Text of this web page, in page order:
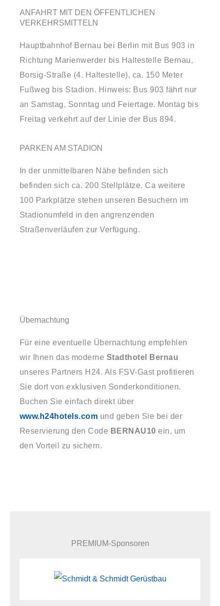
ANFAHRT MIT DEN ÖFFENTLICHEN
VERKEHRSMITTELN
Hauptbahnhof Bernau bei Berlin mit Bus 903 in
Richtung Marienwerder bis Haltestelle Bernau,
Borsig-Straße (4. Haltestelle), ca. 150 Meter
Fußweg bis Stadion. Hinweis: Bus 903 fährt nur
an Samstag, Sonntag und Feiertage. Montag bis
Freitag verkehrt auf der Linie der Bus 894.
PARKEN AM STADION
In der unmittelbaren Nähe befinden sich
befinden sich ca. 200 Stellplätze. Ca weitere
100 Parkplätze stehen unseren Besuchern im
Stadionumfeld in den angrenzenden
Straßenverläufen zur Verfügung.
Übernachtung
Für eine eventuelle Übernachtung empfehlen
wir Ihnen das moderne Stadthotel Bernau
unseres Partners H24. Als FSV-Gast profitieren
Sie dort von exklusiven Sonderkonditionen.
Buchen Sie einfach direkt über
www.h24hotels.com und geben Sie bei der
Reservierung den Code BERNAU10 ein, um
den Vorteil zu sichern.
PREMIUM-Sponsoren